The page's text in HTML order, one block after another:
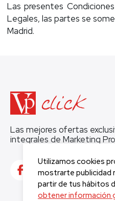
Las presentes
Legales, las partes se
Madrid.
Las mejores ofertas
integrales de Marketing
Utilizamos cookies
mostrarte publicidad
partir de tus hábitos
obtener información